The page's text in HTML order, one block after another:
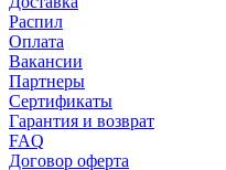
Распил
Оплата
Вакансии
Партнеры
Сертификаты
Гарантия и возврат
FAQ
Договор оферта